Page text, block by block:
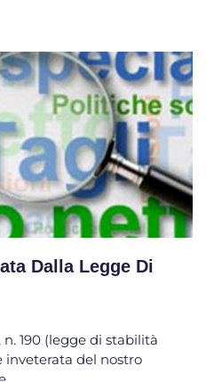
Dalla Legge Di
190 (legge di stabilità
inveterata del nostro